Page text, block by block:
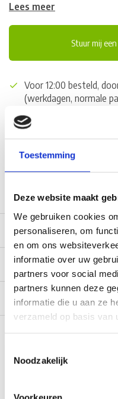
Toestemming
Deze website maakt
We gebruiken cookies
personaliseren, om
en om ons
informatie over uw
partners voor social
partners kunnen deze
informatie die u aan ze
verzameld op basis van
Noodzakelijk
Lees meer
Stuur mij
Voor 12:00 besteld,
(werkdagen, normale
World wide shipping
Gratis verzending vanaf
verzending. Een deel
winkel, mail ons voor
Beschrijving
Specificaties
Reviews
Recent bekeken